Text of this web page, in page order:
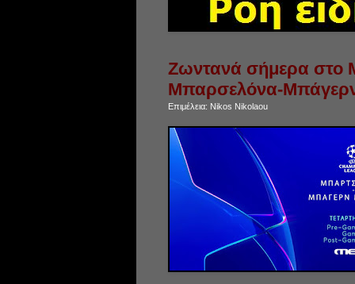
Ζωντανά σήμερα στο
Μπαρσελόνα-
Επιμέλεια: Nikos Nikolaou